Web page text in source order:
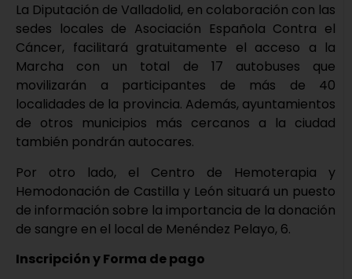
La Diputación de Valladolid, en colaboración con las
sedes locales de Asociación Española Contra el
Cáncer, facilitará gratuitamente el acceso a la
Marcha con un total de 17 autobuses que
movilizarán a participantes de más de 40
localidades de la provincia. Además, ayuntamientos
de otros municipios más cercanos a la ciudad
también pondrán autocares.
Por otro lado, el Centro de Hemoterapia y
Hemodonación de Castilla y León situará un puesto
de información sobre la importancia de la donación
de sangre en el local de Menéndez Pelayo, 6.
Inscripción y Forma de pago